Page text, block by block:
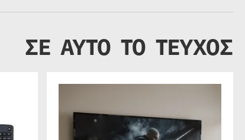
ΣΕ ΑΥΤΟ ΤΟ ΤΕΥΧΟΣ